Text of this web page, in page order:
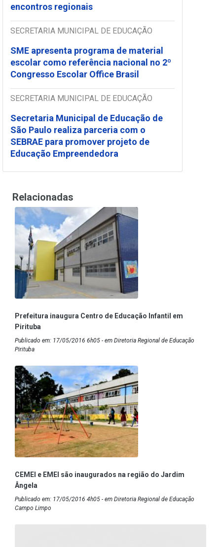
encontros regionais
SECRETARIA MUNICIPAL DE EDUCAÇÃO
SME apresenta programa de material
escolar como referência nacional no 2º
Congresso Escolar Office Brasil
SECRETARIA MUNICIPAL DE EDUCAÇÃO
Secretaria Municipal de Educação de
São Paulo realiza parceria com o
SEBRAE para promover projeto de
Educação Empreendedora
Relacionadas
Prefeitura inaugura Centro de Educação Infantil em
Pirituba
Publicado em: 17/05/2016 6h05 - em Diretoria Regional de Educação
Pirituba
CEMEI e EMEI são inaugurados na região do Jardim
Ângela
Publicado em: 17/05/2016 4h05 - em Diretoria Regional de Educação
Campo Limpo